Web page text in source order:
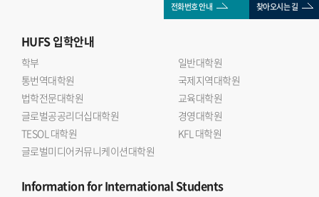
전화번호 안내 찾아오시는 길
HUFS입학안내
학부
일반대학원
통번역대학원
국제지역대학원
법학전문대학원
교육대학원
글로벌공공리더십대학원
경영대학원
TESOL 대학원
KFL 대학원
글로벌미디어커뮤니케이션대학원
Informationfor International Students